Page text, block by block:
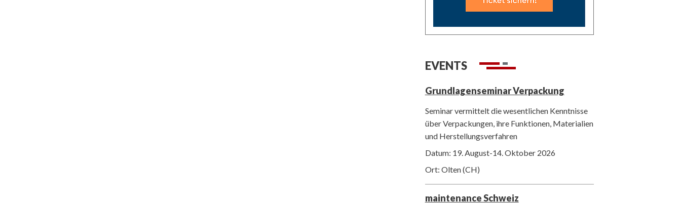
EVENTS
Grundlagenseminar Verpackung
Seminar vermittelt die wesentlichen Kenntnisse
über Verpackungen, ihre Funktionen, Materialien
und Herstellungsverfahren
Datum: 19. August-14. Oktober 2026
Ort: Olten (CH)
maintenance Schweiz